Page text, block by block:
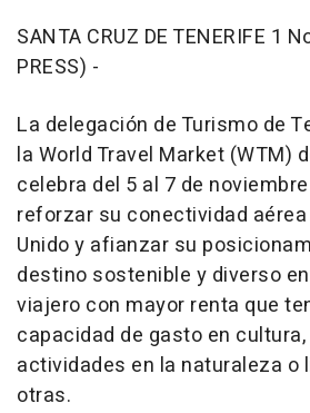
SANTA CRUZ DE TENERIFE 1
PRESS) -
La delegación de Turismo de
la World Travel Market (WTM)
celebra del 5 al 7 de
reforzar su conectividad
Unido y afianzar su
destino sostenible y diverso
viajero con mayor renta que
capacidad de gasto en
actividades en la naturaleza o
otras.